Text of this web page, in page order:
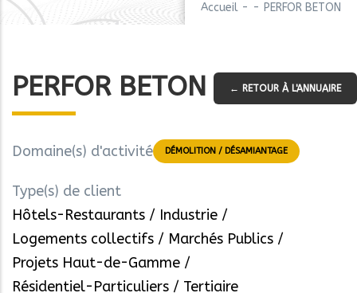
Accueil - - PERFOR BETON
PERFOR BETON ← RETOUR À L'ANNUAIRE
Domaine(s) d'activité DÉMOLITION / DÉSAMIANTAGE
Type(s) de client
Hôtels-Restaurants
Industrie
Logements collectifs
Marchés Publics
Projets Haut-de-Gamme
Résidentiel-Particuliers
Tertiaire